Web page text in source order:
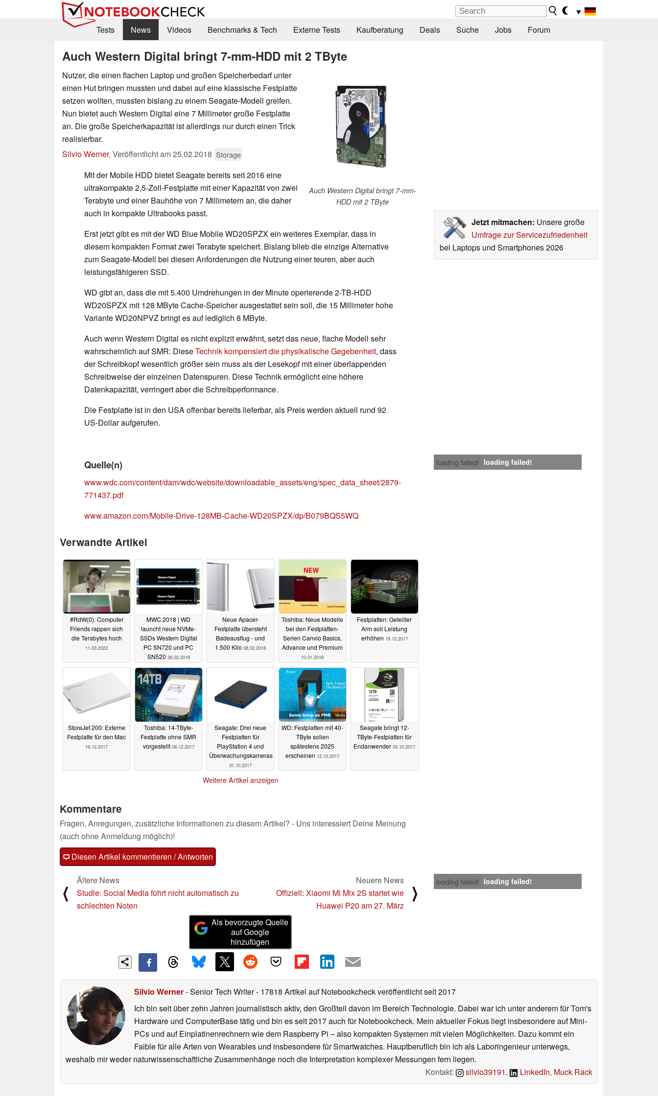
▼
Tests
News Videos Benchmarks & Tech Externe Tests Kaufberatung Deals Suche Jobs Forum
Auch Western Digital bringt 7-mm-HDD mit 2 TByte
Auch Western Digital bringt 7-mm-
HDD mit 2 TByte
Nutzer, die einen flachen Laptop und großen Speicherbedarf unter
einen Hut bringen mussten und dabei auf eine klassische Festplatte
setzen wollten, mussten bislang zu einem Seagate-Modell greifen.
Nun bietet auch Western Digital eine 7 Millimeter große Festplatte
an. Die große Speicherkapazität ist allerdings nur durch einen Trick
realisierbar.
Silvio Werner, Veröffentlicht am25.02.2018 Storage
Jetzt mitmachen: Unsere große
Umfrage zur Servicezufriedenheit
bei Laptops und Smartphones 2026
Mit der Mobile HDD bietet Seagate bereits seit 2016 eine
ultrakompakte 2,5-Zoll-Festplatte mit einer Kapazität von zwei
Terabyte und einer Bauhöhe von 7 Millimetern an, die daher
auch in kompakte Ultrabooks passt.
Erst jetzt gibt es mit der WD Blue Mobile WD20SPZX ein weiteres Exemplar, dass in
diesem kompakten Format zwei Terabyte speichert. Bislang blieb die einzige Alternative
zum Seagate-Modell bei diesen Anforderungen die Nutzung einer teuren, aber auch
leistungsfähigeren SSD.
WD gibt an, dass die mit 5.400 Umdrehungen in der Minute operierende 2-TB-HDD
WD20SPZX mit 128 MByte Cache-Speicher ausgestattet sein soll, die 15 Millimeter hohe
Variante WD20NPVZ bringt es auf lediglich 8 MByte.
Auch wenn Western Digital es nicht explizit erwähnt, setzt das neue, flache Modell sehr
wahrscheinlich auf SMR: DieseTechnik kompensiert die physikalische Gegebenheit, dass
der Schreibkopf wesentlich größer sein muss als der Lesekopf mit einer überlappenden
Schreibweise der einzelnen Datenspuren. Diese Technik ermöglicht eine höhere
Datenkapazität, verringert aber die Schreibperformance.
Die Festplatte ist in den USA offenbar bereits lieferbar, als Preis werden aktuell rund 92
US-Dollar aufgerufen.
loading failed! loading failed!
Quelle(n)
www.wdc.com/content/dam/wdc/website/downloadable_assets/eng/spec_data_sheet/2879-
771437.pdf
www.amazon.com/Mobile-Drive-128MB-Cache-WD20SPZX/dp/B079BQS5WQ
Verwandte Artikel
#RdW(0): Computer
Friends rappen sich
die Terabytes hoch
11.03.2022
MWC 2018 | WD
launcht neue NVMe-
SSDs Western Digital
PC SN720 und PC
SN520 26.02.2018
Neue Apacer-
Festplatte übersteht
Badeausflug - und
1.500 Kilo 08.02.2018
Toshiba: Neue Modelle
bei den Festplatten-
Serien Canvio Basics,
Advance und Premium
10.01.2018
Festplatten: Geteilter
Arm soll Leistung
erhöhen 19.12.2017
StoreJet 200: Externe
Festplatte für den Mac
19.12.2017
Toshiba: 14-TByte-
Festplatte ohne SMR
vorgestellt 08.12.2017
Seagate: Drei neue
Festplatten für
PlayStation 4 und
Überwachungskameras
31.10.2017
WD: Festplatten mit 40-
TByte sollen
spätestens 2025
erscheinen 12.10.2017
Seagate bringt 12-
TByte-Festplatten für
Endanwender 05.10.2017
Weitere Artikel anzeigen
Kommentare
Fragen, Anregungen, zusätzliche Informationen zu diesem Artikel? - Uns interessiert Deine Meinung
(auch ohne Anmeldung möglich)!
Diesen Artikel kommentieren / Antworten
loading failed! loading failed!
⟨
Ältere News
Studie: Social Media führt nicht automatisch zu
schlechten Noten
Neuere News
Offiziell: Xiaomi Mi Mix 2S startet wie
Huawei P20 am 27. März
⟩
Als bevorzugte Quelle
auf Google
hinzufügen
Silvio Werner- Senior Tech Writer- 17818 Artikel auf Notebookcheck veröffentlichtseit 2017
Ich bin seit über zehn Jahren journalistisch aktiv, den Großteil davon im Bereich Technologie. Dabei war ich unter anderem für Tom's
Hardware und ComputerBase tätig und bin es seit 2017 auch für Notebookcheck. Mein aktueller Fokus liegt insbesondere auf Mini-
PCs und auf Einplatinenrechnern wie dem Raspberry Pi – also kompakten Systemen mit vielen Möglichkeiten. Dazu kommt ein
Faible für alle Arten von Wearables und insbesondere für Smartwatches. Hauptberuflich bin ich als Laboringenieur unterwegs,
weshalb mir weder naturwissenschaftliche Zusammenhänge noch die Interpretation komplexer Messungen fern liegen.
Kontakt:
silvio39191, LinkedIn, Muck Rack